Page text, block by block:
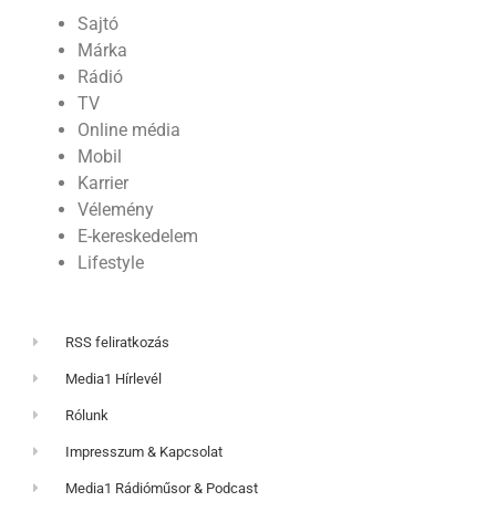
Sajtó
Márka
Rádió
TV
Online média
Mobil
Karrier
Vélemény
E-kereskedelem
Lifestyle
RSS feliratkozás
Media1 Hírlevél
Rólunk
Impresszum & Kapcsolat
Media1 Rádióműsor & Podcast